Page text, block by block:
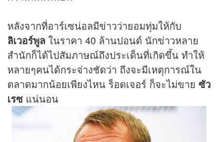
หลังจากที่อาร์เซน่อลมีข่าวว่ายอมทุ่มให้กับ
ลิเวอร์พูล ในราคา 40 ล้านปอนด์ นักข่าวหลาย
สำนักก็ได้ไปสัมภาษณ์ถึงประเด็นที่เกิดขึ้น ทำให้
หลายๆคนได้กระจ่างชัดว่า ถึงจะมีเหตุการณ์ใน
ตลาดมากน้อยเพียงไหน ร็อดเจอร์ ก็จะไม่ขาย ซัว
เรซ แน่นอน